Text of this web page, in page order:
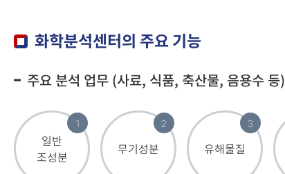
화학분석센터의 주요 기능
주요 분석 업무 (사료, 식품, 축산물, 음용수 등)
1
일반
조성분
2
무기성분
3
유해물질